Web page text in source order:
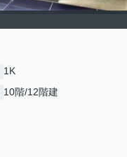
1K
10階/12階建